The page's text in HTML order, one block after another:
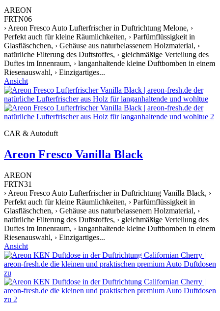
AREON
FRTN06
› Areon Fresco Auto Lufterfrischer in Duftrichtung Melone, ›
Perfekt auch für kleine Räumlichkeiten, › Parfümflüssigkeit in
Glasfläschchen, › Gehäuse aus naturbelassenem Holzmaterial, ›
natürliche Filterung des Duftstoffes, › gleichmäßige Verteilung des
Duftes im Innenraum, › langanhaltende kleine Duftbomben in einem
Riesenauswahl, › Einzigartiges...
Ansicht
CAR & Autoduft
Areon Fresco Vanilla Black
AREON
FRTN31
› Areon Fresco Auto Lufterfrischer in Duftrichtung Vanilla Black, ›
Perfekt auch für kleine Räumlichkeiten, › Parfümflüssigkeit in
Glasfläschchen, › Gehäuse aus naturbelassenem Holzmaterial, ›
natürliche Filterung des Duftstoffes, › gleichmäßige Verteilung des
Duftes im Innenraum, › langanhaltende kleine Duftbomben in einem
Riesenauswahl, › Einzigartiges...
Ansicht